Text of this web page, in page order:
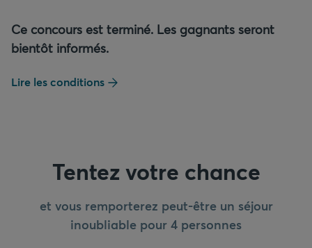
Ce concours est terminé. Les gagnants seront
bientôt informés.
Lire les conditions
Tentez votre chance
et vous remporterez peut-être un séjour
inoubliable pour 4 personnes